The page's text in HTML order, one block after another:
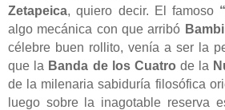
Zetapeica, quiero decir. El famoso
algo mecánica con que arribó Bambi
célebre buen rollito, venía a ser la
que la Banda de los Cuatro de la
de la milenaria sabiduría filosófica
luego sobre la inagotable reserva